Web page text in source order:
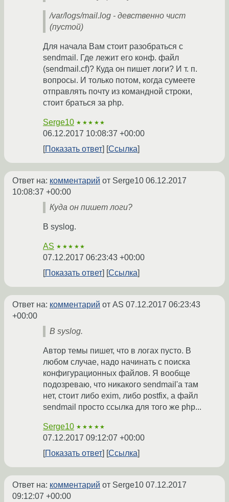
/var/logs/mail.log - девственно чист
(пустой)
Для начала Вам стоит разобраться с
sendmail. Где лежит его конф. файл
(sendmail.cf)? Куда он пишет логи? И т. п.
вопросы. И только потом, когда сумеете
отправлять почту из командной строки,
стоит браться за php.
Serge10 ★★★★★
06.12.2017 10:08:37 +00:00
Показать ответ
Ссылка
Ответ на: комментарий от Serge10 06.12.2017
10:08:37 +00:00
Куда он пишет логи?
В syslog.
AS ★★★★★
07.12.2017 06:23:43 +00:00
Показать ответ
Ссылка
Ответ на: комментарий от AS 07.12.2017 06:23:43
+00:00
В syslog.
Автор темы пишет, что в логах пусто. В
любом случае, надо начинать с поиска
конфигурационных файлов. Я вообще
подозреваю, что никакого sendmail'а там
нет, стоит либо exim, либо postfix, а файл
sendmail просто ссылка для того же php...
Serge10 ★★★★★
07.12.2017 09:12:07 +00:00
Показать ответ
Ссылка
Ответ на: комментарий от Serge10 07.12.2017
09:12:07 +00:00